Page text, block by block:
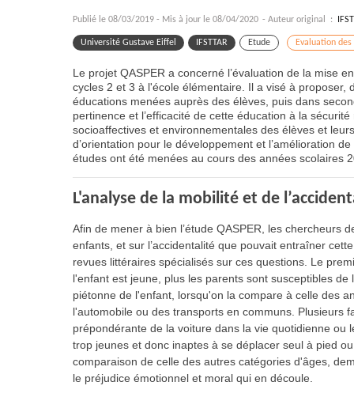
Publié le 08/03/2019 - Mis à jour le 08/04/2020 - Auteur original :
Université Gustave Eiffel IFSTTAR Etude Evaluation
Le projet QASPER a concerné l’évaluation de la mise
cycles 2 et 3 à l'école élémentaire. Il a visé à
éducations menées auprès des élèves, puis dans
pertinence et l’efficacité de cette éducation à la
socioaffectives et environnementales des élèves et
d’orientation pour le développement et l’amélioration
études ont été menées au cours des années scolaires
L'analyse de la mobilité et de
Afin de mener à bien l’étude QASPER, les chercheurs
enfants, et sur l’accidentalité que pouvait entraîner
revues littéraires spécialisés sur ces questions. Le
l'enfant est jeune, plus les parents sont susceptibles
piétonne de l'enfant, lorsqu'on la compare à celle des
l'automobile ou des transports en communs. Plusieurs
prépondérante de la voiture dans la vie quotidienne
trop jeunes et donc inaptes à se déplacer seul à pied
comparaison de celle des autres catégories d'âges,
le préjudice émotionnel et moral qui en découle.